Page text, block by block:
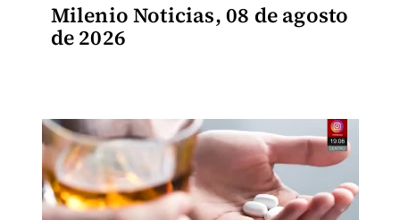
Milenio Noticias, 08 de agosto
de 2026